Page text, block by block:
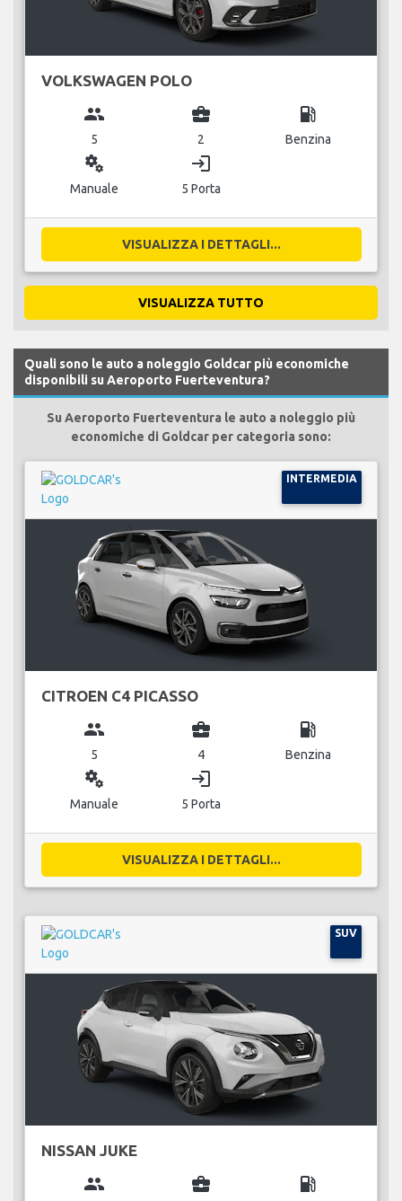
VOLKSWAGEN POLO
group
5
business_center
2
local_gas_station
Benzina
miscellaneous_services
Manuale
login
5 Porta
VISUALIZZA I DETTAGLI...
VISUALIZZA TUTTO
Quali sono le auto a noleggio Goldcar più economiche
disponibili su Aeroporto Fuerteventura?
Su Aeroporto Fuerteventura le auto a noleggio più
economiche di Goldcar per categoria sono:
INTERMEDIA
CITROEN C4 PICASSO
group
5
business_center
4
local_gas_station
Benzina
miscellaneous_services
Manuale
login
5 Porta
VISUALIZZA I DETTAGLI...
SUV
NISSAN JUKE
group business_center local_gas_station